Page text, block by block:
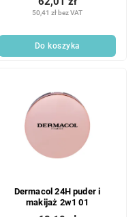
50,41 zł bez VAT
Do koszyka
Dermacol 24H puder i
makijaż 2w1 01